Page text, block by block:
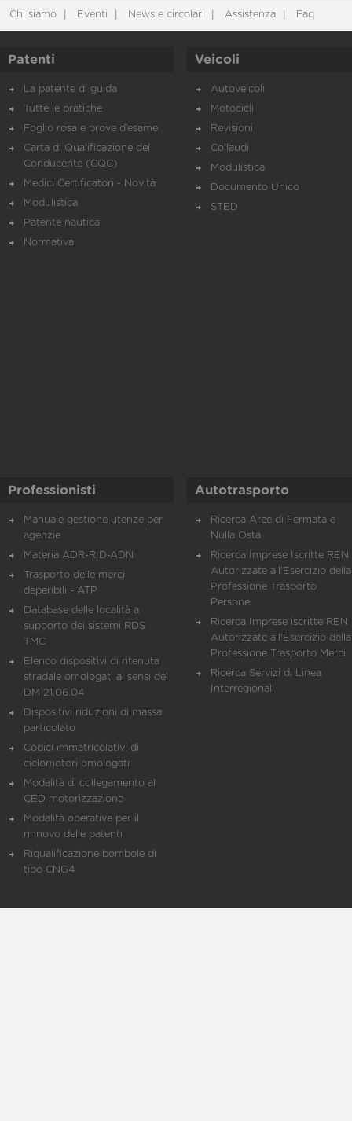
Chi siamo Eventi News e circolari Assistenza Faq
Patenti
La patente di guida
Tutte le pratiche
Foglio rosa e prove d’esame
Carta di Qualificazione del
Conducente (CQC)
Medici Certificatori - Novità
Modulistica
Patente nautica
Normativa
Veicoli
Autoveicoli
Motocicli
Revisioni
Collaudi
Modulistica
Documento Unico
STED
Professionisti
Manuale gestione utenze per
agenzie
Materia ADR-RID-ADN
Trasporto delle merci
deperibili - ATP
Database delle località a
supporto dei sistemi RDS
TMC
Elenco dispositivi di ritenuta
stradale omologati ai sensi del
DM 21.06.04
Dispositivi riduzioni di massa
particolato
Codici immatricolativi di
ciclomotori omologati
Modalità di collegamento al
CED motorizzazione
Modalità operative per il
rinnovo delle patenti
Riqualificazione bombole di
tipo CNG4
Autotrasporto
Ricerca Aree di Fermata e
Nulla Osta
Ricerca Imprese Iscritte REN
Autorizzate all'Esercizio della
Professione Trasporto
Persone
Ricerca Imprese iscritte REN
Autorizzate all'Esercizio della
Professione Trasporto Merci
Ricerca Servizi di Linea
Interregionali